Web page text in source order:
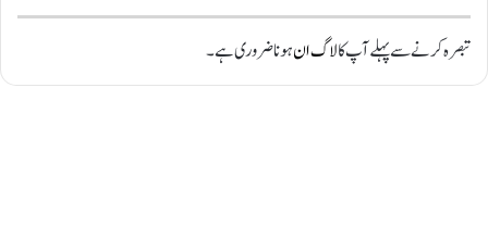
تبصرہ کرنے سے پہلے آپ کالاگ انہونا ضروری ہے۔